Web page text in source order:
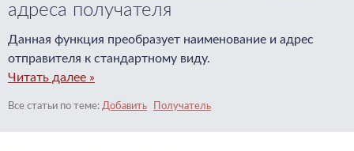
адреса получателя
Данная функция преобразует наименование и адрес
отправителя к стандартному виду.
Читать далее »
Добавить Получатель